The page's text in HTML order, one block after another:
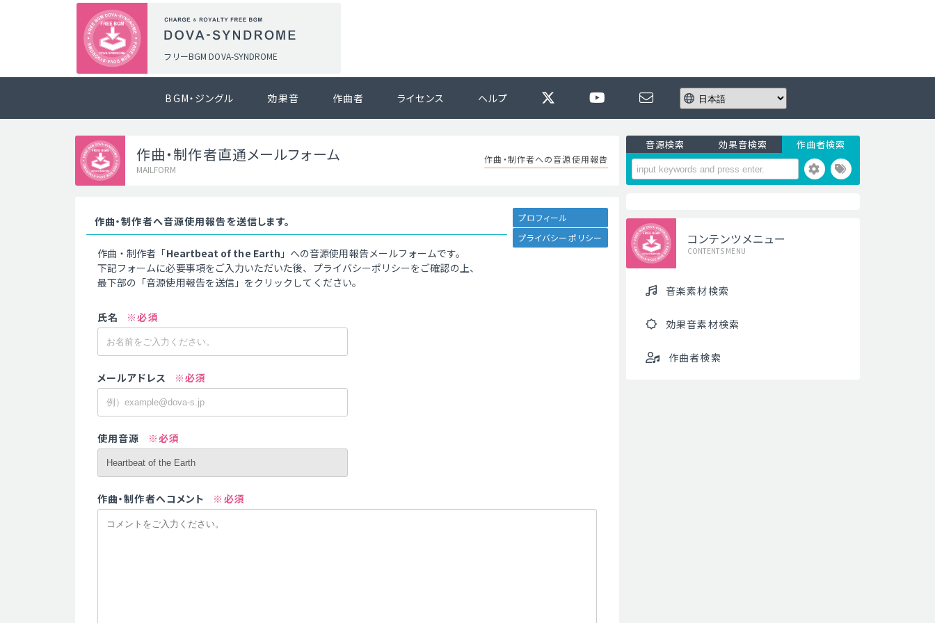
フリーBGM DOVA-SYNDROME
BGM・ジングル 効果音 作曲者 ライセンス ヘルプ
作曲・制作者直通メールフォーム
MAILFORM
作曲・制作者への音源使用報告
作曲・制作者へ音源使用報告を送信します。
プロフィール
プライバシーポリシー
作曲・制作者「Heartbeat of the Earth 」への音源使用報告メールフォームです。
下記フォームに必要事項をご入力いただいた後、プライバシーポリシーをご確認の上、
最下部の「音源使用報告を送信」をクリックしてください。
氏名 ※必須
メールアドレス ※必須
使用音源 ※必須
作曲・制作者へコメント ※必須
音源検索 効果音検索 作曲者検索
コンテンツメニュー
CONTENTS MENU
音楽素材検索
効果音素材検索
作曲者検索